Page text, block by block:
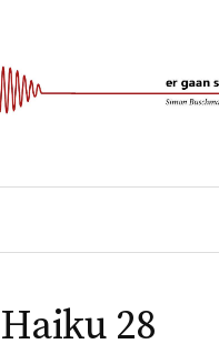
Haiku 28